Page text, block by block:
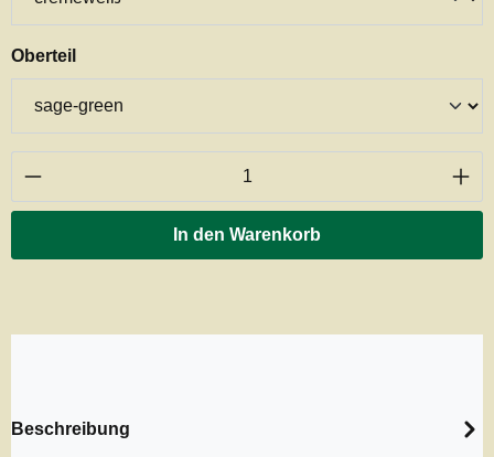
Oberteilauswählen
Produkt Anzahl: Gib den gewünschten
In den Warenkorb
Beschreibung